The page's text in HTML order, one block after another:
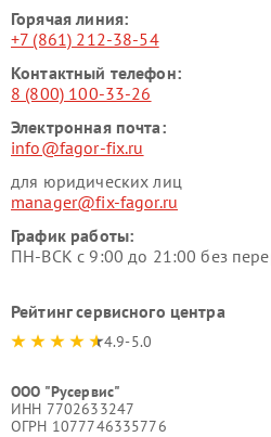
Горячая линия:
+7 (861) 212-38-54
Контактный телефон:
8 (800) 100-33-26
Электронная почта:
info@fagor-fix.ru
для юридических лиц
manager@fix-fagor.ru
График работы:
ПН-ВСК с 9:00 до 21:00 без
Рейтинг сервисного центра
4.9-5.0
ООО "Русервис"
ИНН 7702633247
ОГРН 1077746335776